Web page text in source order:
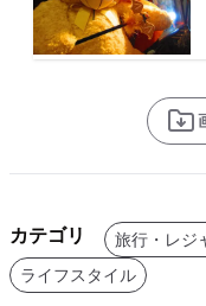
カテゴリ 旅行・レジ
ライフスタイル